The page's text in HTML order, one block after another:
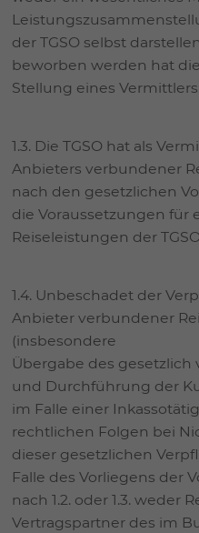
der TGSO selbst
beworben werden hat
Stellung eines Vermittlers.
1.3. Die TGSO hat als
Anbieters verbundener
nach den gesetzlichen
die Voraussetzungen
Reiseleistungen der
1.4. Unbeschadet der
Anbieter verbundener
(insbesondere
Übergabe des
und Durchführung der
im Falle einer
rechtlichen Folgen bei
dieser gesetzlichen
Falle des Vorliegens der
nach 1.2. oder 1.3. weder
Vertragspartner des im